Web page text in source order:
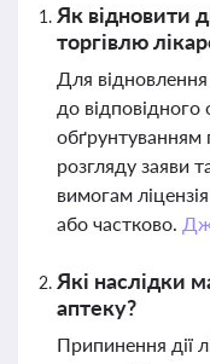
Як відновити
торгівлю
Для відновлення
до відповідного
обґрунтуванням
розгляду заяви
вимогам
або частково.
Які наслідки
аптеку?
Припинення дії